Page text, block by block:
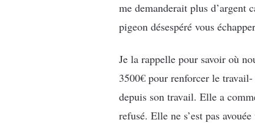
me demanderait plus d’argent
pigeon désespéré vous
Je la rappelle pour savoir où
3500€ pour renforcer le
depuis son travail. Elle a
refusé. Elle ne s’est pas